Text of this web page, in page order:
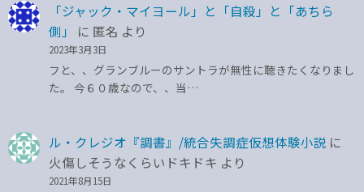
「ジャック・マイヨール」と「自殺」と「あちら
側」
に 匿名 より
2023年3月3日
フと、、グランブルーのサントラが無性に聴きたくなりまし
た。 今６０歳なので、、当…
ル・クレジオ『調書』/統合失調症仮想体験小説 に
火傷しそうなくらいドキドキ より
2021年8月15日